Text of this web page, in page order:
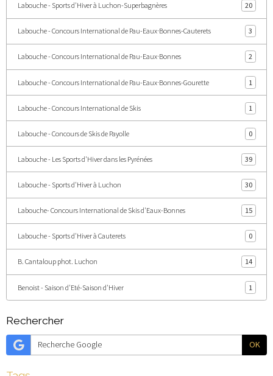
Labouche - Sports d'Hiver à Luchon-Superbagnères 20
Labouche - Concours International de Pau-Eaux·Bonnes-Cauterets 3
Labouche - Concours International de Pau-Eaux·Bonnes 2
Labouche - Concours International de Pau-Eaux·Bonnes-Gourette 1
Labouche - Concours International de Skis 1
Labouche - Concours de Skis de Payolle 0
Labouche - Les Sports d'Hiver dans les Pyrénées 39
Labouche - Sports d'Hiver à Luchon 30
Labouche- Concours International de Skis d'Eaux-Bonnes 15
Labouche - Sports d'Hiver à Cauterets 0
B. Cantaloup phot. Luchon 14
Benoist - Saison d'Eté-Saison d'Hiver 1
Rechercher
OK